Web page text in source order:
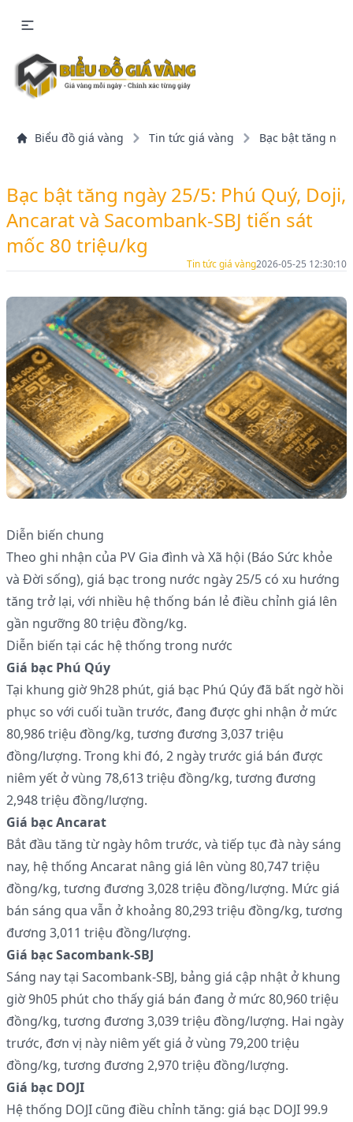
Biểu đồ giá vàng Tin tức giá vàng Bạc bật tăng
Bạc bật tăng ngày 25/5: Phú Quý, Doji,
Ancarat và Sacombank-SBJ tiến sát
mốc 80 triệu/kg
Tin tức giá vàng2026-05-25 12:30:10
Diễn biến chung
Theo ghi nhận của PV Gia đình và Xã hội (Báo Sức khỏe
và Đời sống), giá bạc trong nước ngày 25/5 có xu hướng
tăng trở lại, với nhiều hệ thống bán lẻ điều chỉnh giá lên
gần ngưỡng 80 triệu đồng/kg.
Diễn biến tại các hệ thống trong nước
Giá bạc Phú Qúy
Tại khung giờ 9h28 phút, giá bạc Phú Qúy đã bất ngờ hồi
phục so với cuối tuần trước, đang được ghi nhận ở mức
80,986 triệu đồng/kg, tương đương 3,037 triệu
đồng/lượng. Trong khi đó, 2 ngày trước giá bán được
niêm yết ở vùng 78,613 triệu đồng/kg, tương đương
2,948 triệu đồng/lượng.
Giá bạc Ancarat
Bắt đầu tăng từ ngày hôm trước, và tiếp tục đà này sáng
nay, hệ thống Ancarat nâng giá lên vùng 80,747 triệu
đồng/kg, tương đương 3,028 triệu đồng/lượng. Mức giá
bán sáng qua vẫn ở khoảng 80,293 triệu đồng/kg, tương
đương 3,011 triệu đồng/lượng.
Giá bạc Sacombank-SBJ
Sáng nay tại Sacombank-SBJ, bảng giá cập nhật ở khung
giờ 9h05 phút cho thấy giá bán đang ở mức 80,960 triệu
đồng/kg, tương đương 3,039 triệu đồng/lượng. Hai ngày
trước, đơn vị này niêm yết giá ở vùng 79,200 triệu
đồng/kg, tương đương 2,970 triệu đồng/lượng.
Giá bạc DOJI
Hệ thống DOJI cũng điều chỉnh tăng: giá bạc DOJI 99.9